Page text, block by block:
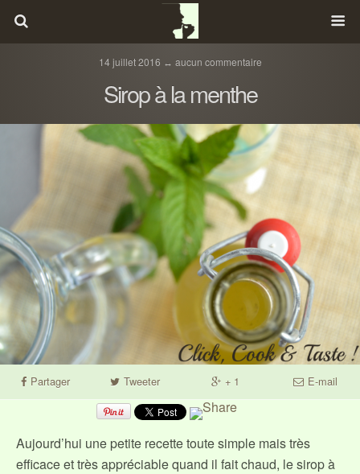
14 juillet 2016 ↔ aucun commentaire
Sirop à la menthe
Partager Tweeter + 1 E-mail
Aujourd’hui une petite recette toute simple mais très
efficace et très appréciable quand il fait chaud, le sirop à